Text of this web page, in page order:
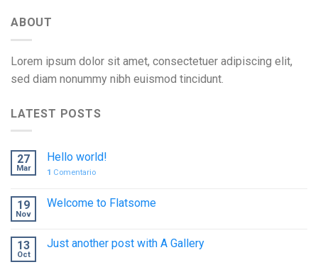
ABOUT
Lorem ipsum dolor sit amet, consectetuer adipiscing elit,
sed diam nonummy nibh euismod tincidunt.
LATEST POSTS
27
Mar
Hello world!
1 Comentario
19
Nov
Welcome to Flatsome
13
Oct
Just another post with A Gallery